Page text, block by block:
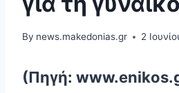
By news.makedonias.gr 2
(Πηγή: